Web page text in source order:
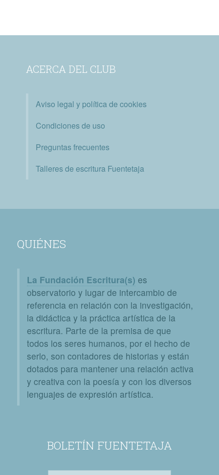
ACERCA DEL CLUB
Aviso legal y política de cookies
Condiciones de uso
Preguntas frecuentes
Talleres de escritura Fuentetaja
QUIÉNES
La Fundación Escritura(s) es
observatorio y lugar de intercambio de
referencia en relación con la investigación,
la didáctica y la práctica artística de la
escritura. Parte de la premisa de que
todos los seres humanos, por el hecho de
serlo, son contadores de historias y están
dotados para mantener una relación activa
y creativa con la poesía y con los diversos
lenguajes de expresión artística.
BOLETÍN FUENTETAJA